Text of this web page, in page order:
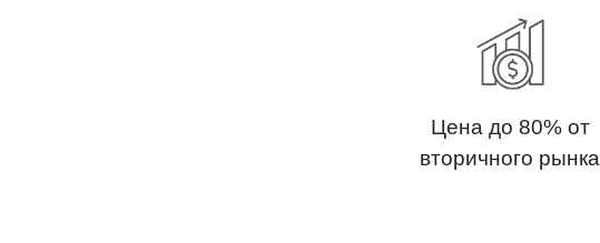
Цена до 80% от
вторичного рынка